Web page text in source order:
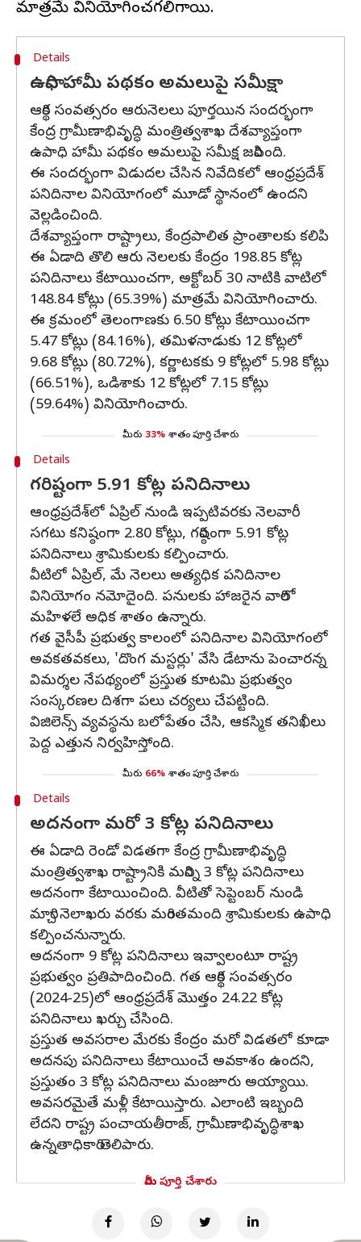
Details
ఉపాధి హామీ పథకం అమలుపై సమీక్షా
ఆర్థిక సంవత్సరం ఆరునెలలు పూర్తయిన సందర్భంగా
కేంద్ర గ్రామీణాభివృద్ధి మంత్రిత్వశాఖ దేశవ్యాప్తంగా
ఉపాధి హామీ పథకం అమలుపై సమీక్ష జరిపింది.
ఈ సందర్భంగా విడుదల చేసిన నివేదికలో ఆంధ్రప్రదేశ్‌
పనిదినాల వినియోగంలో మూడో స్థానంలో ఉందని
వెల్లడించింది.
దేశవ్యాప్తంగా రాష్ట్రాలు, కేంద్రపాలిత ప్రాంతాలకు కలిపి
ఈ ఏడాది తొలి ఆరు నెలలకు కేంద్రం 198.85 కోట్ల
పనిదినాలు కేటాయించగా, అక్టోబర్‌ 30 నాటికి వాటిలో
148.84 కోట్లు (65.39%) మాత్రమే వినియోగించారు.
ఈ క్రమంలో తెలంగాణకు 6.50 కోట్లు కేటాయించగా
5.47 కోట్లు (84.16%), తమిళనాడుకు 12 కోట్లలో
9.68 కోట్లు (80.72%), కర్ణాటకకు 9 కోట్లలో 5.98 కోట్లు
(66.51%), ఒడిశాకు 12 కోట్లలో 7.15 కోట్లు
(59.64%) వినియోగించారు.
మీరు 33% శాతం పూర్తి చేశారు
Details
గరిష్టంగా 5.91 కోట్ల పనిదినాలు
ఆంధ్రప్రదేశ్‌లో ఏప్రిల్‌ నుండి ఇప్పటివరకు నెలవారీ
సగటు కనిష్ఠంగా 2.80 కోట్లు, గరిష్ఠంగా 5.91 కోట్ల
పనిదినాలు శ్రామికులకు కల్పించారు.
వీటిలో ఏప్రిల్‌, మే నెలలు అత్యధిక పనిదినాల
వినియోగం నమోదైంది. పనులకు హాజరైన వారిలో
మహిళలే అధిక శాతం ఉన్నారు.
గత వైసీపీ ప్రభుత్వ కాలంలో పనిదినాల వినియోగంలో
అవకతవకలు, 'దొంగ మస్టర్లు' వేసి డేటాను పెంచారన్న
విమర్శల నేపథ్యంలో ప్రస్తుత కూటమి ప్రభుత్వం
సంస్కరణల దిశగా పలు చర్యలు చేపట్టింది.
విజిలెన్స్‌ వ్యవస్థను బలోపేతం చేసి, ఆకస్మిక తనిఖీలు
పెద్ద ఎత్తున నిర్వహిస్తోంది.
మీరు 66% శాతం పూర్తి చేశారు
Details
అదనంగా మరో 3 కోట్ల పనిదినాలు
ఈ ఏడాది రెండో విడతగా కేంద్ర గ్రామీణాభివృద్ధి
మంత్రిత్వశాఖ రాష్ట్రానికి మరిన్ని 3 కోట్ల పనిదినాలు
అదనంగా కేటాయించింది. వీటితో సెప్టెంబర్‌ నుండి
మార్చి నెలాఖరు వరకు మరింతమంది శ్రామికులకు ఉపాధి
కల్పించనున్నారు.
అదనంగా 9 కోట్ల పనిదినాలు ఇవ్వాలంటూ రాష్ట్ర
ప్రభుత్వం ప్రతిపాదించింది. గత ఆర్థిక సంవత్సరం
(2024-25)లో ఆంధ్రప్రదేశ్‌ మొత్తం 24.22 కోట్ల
పనిదినాలు ఖర్చు చేసింది.
ప్రస్తుత అవసరాల మేరకు కేంద్రం మరో విడతలో కూడా
అదనపు పనిదినాలు కేటాయించే అవకాశం ఉందని,
ప్రస్తుతం 3 కోట్ల పనిదినాలు మంజూరు అయ్యాయి.
అవసరమైతే మళ్లీ కేటాయిస్తారు. ఎలాంటి ఇబ్బంది
లేదని రాష్ట్ర పంచాయతీరాజ్‌, గ్రామీణాభివృద్ధిశాఖ
ఉన్నతాధికారి తెలిపారు.
మీరు పూర్తి చేశారు